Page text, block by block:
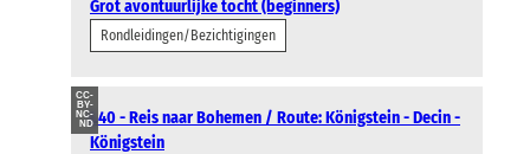
Grot avontuurlijke tocht (beginners)
Rondleidingen/Bezichtigingen
CC-
BY-
NC-
NDL40 - Reis naar Bohemen / Route: Königstein - Decin -
Königstein